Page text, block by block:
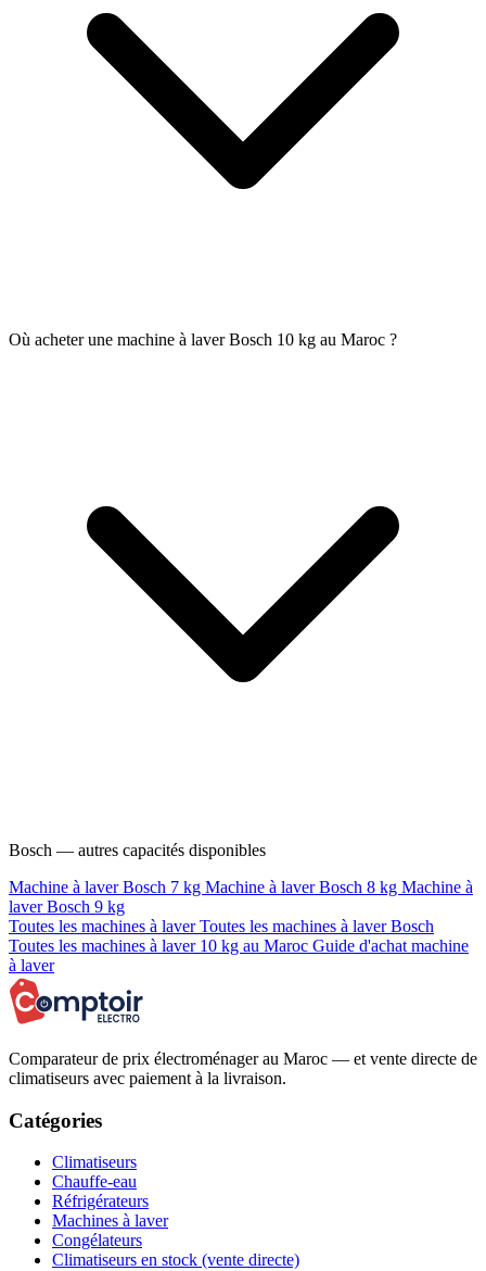
Où acheter une machine à laver Bosch 10 kg au Maroc ?
Bosch — autres capacités disponibles
Machine à laver Bosch 7 kg Machine à laver Bosch 8 kg Machine à
laver Bosch 9 kg
Toutes les machines à laverToutes les machines à laver Bosch
Toutes les machines à laver 10 kg au Maroc Guide d'achat machine
à laver
Comparateur de prix électroménager au Maroc — et vente directe de
climatiseurs avec paiement à la livraison.
Catégories
Climatiseurs
Chauffe-eau
Réfrigérateurs
Machines à laver
Congélateurs
Climatiseurs en stock (vente directe)